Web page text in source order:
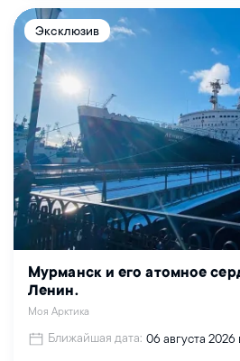
Эксклюзив
Мурманск и его атомное
Ленин.
Моя Арктика
Ближайшая дата: 06 августа 2026